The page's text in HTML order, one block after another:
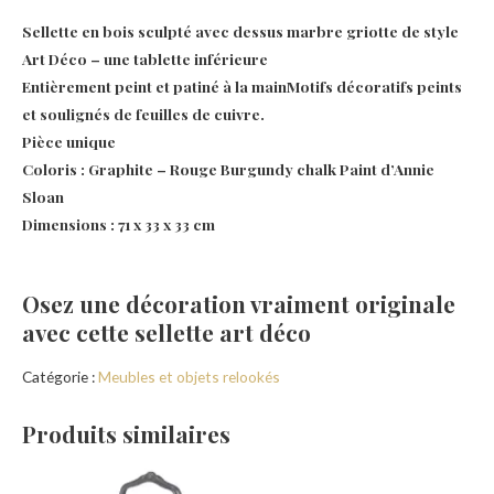
Sellette en bois sculpté avec dessus marbre griotte de style
Art Déco – une tablette inférieure
Entièrement peint et patiné à la mainMotifs décoratifs peints
et soulignés de feuilles de cuivre.
Pièce unique
Coloris : Graphite – Rouge Burgundy chalk Paint d’Annie
Sloan
Dimensions : 71 x 33 x 33 cm
Osez une décoration vraiment originale
avec cette sellette art déco
Catégorie :Meubles et objets relookés
Produits similaires